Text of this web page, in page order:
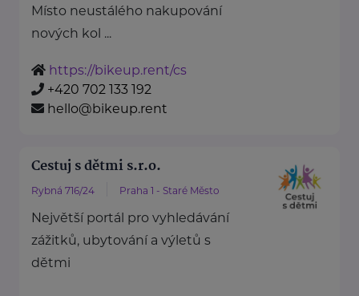
Místo neustálého nakupování
nových kol ...
https://bikeup.rent/cs
+420 702 133 192
hello@bikeup.rent
Cestuj s dětmi s.r.o.
Rybná 716/24 Praha 1 - Staré Město
Největší portál pro vyhledávání
zážitků, ubytování a výletů s
dětmi